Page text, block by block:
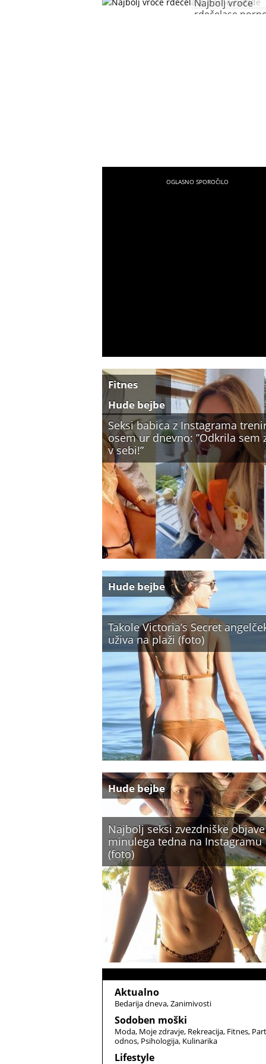
Najbolj vroče
rdečelase
Seksi babica z Instagrama
osem ur dnevno: ”Odkrila sem
v sebi!”
Fitnes
Hude bejbe
Takole Victoria’s Secret
uživa na plaži (foto)
Hude bejbe
Najbolj seksi zvezdniške objave
minulega tedna na Instagramu
(foto)
Hude bejbe
Aktualno
Bedarija dneva Zanimivosti
Sodoben moški
Moda Moje zdravje Rekreacija Fitnes
odnos Psihologija Kulinarika
Lifestyle